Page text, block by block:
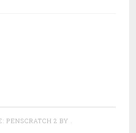
PENSCRATCH 2 BY .